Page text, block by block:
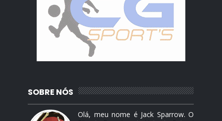
SOBRE NÓS
Olá, meu nome é Jack Sparrow. O